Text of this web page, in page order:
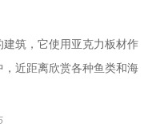
筑，它使用亚克力板材作
近距离欣赏各种鱼类和海